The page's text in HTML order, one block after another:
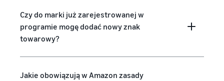
Czy do marki już zarejestrowanej w
programie mogę dodać nowy znak
towarowy?
Jakie obowiązują w Amazon zasady